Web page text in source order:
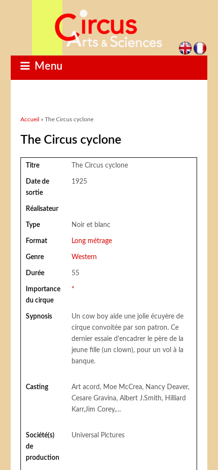
Menu
Vous êtes ici
Accueil » The Circus cyclone
The Circus cyclone
Titre The Circus cyclone
Date de
sortie
1925
Réalisateur
Type Noir et blanc
Format Long métrage
Genre Western
Durée 55
Importance
du cirque
*
Sypnosis
Un cow boy aide une jolie écuyère de
cirque convoitée par son patron. Ce
dernier essaie d'encadrer le père de la
jeune fille (un clown), pour un vol à la
banque.
Casting
Art acord, Moe McCrea, Nancy Deaver,
Cesare Gravina, Albert J.Smith, Hilliard
Karr,Jim Corey,…
Société(s)
de
production
Universal Pictures